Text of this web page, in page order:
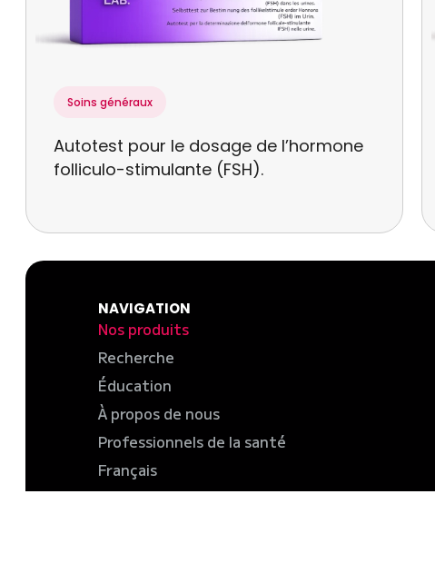
Soins généraux
Autotest pour le dosage de l’hormone
folliculo-stimulante (FSH).
NAVIGATION
Nos produits
Recherche
Éducation
À propos de nous
Professionnels de la santé
Français